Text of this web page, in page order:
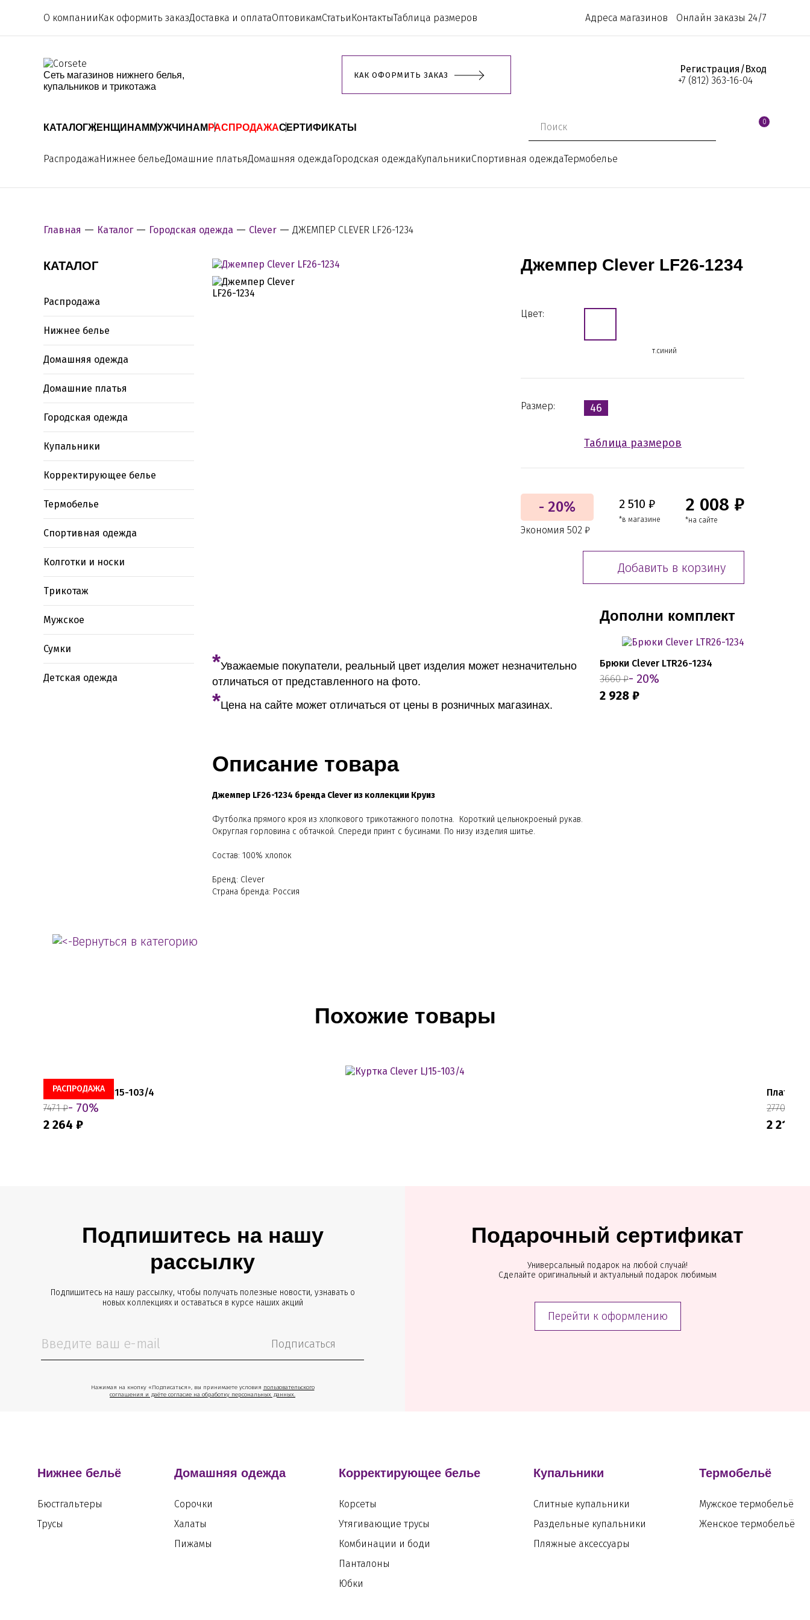
О компании Как оформить заказДоставка и оплатаОптовикамСтатьи КонтактыТаблица размеров Адреса магазинов Онлайн заказы 24/7
Сеть магазинов нижнего белья,
купальников и трикотажа
КАК ОФОРМИТЬ ЗАКАЗ
Регистрация/Вход
+7 (812) 363-16-04
КАТАЛОГЖЕНЩИНАМ МУЖЧИНАМ РАСПРОДАЖАСЕРТИФИКАТЫ
0
РаспродажаНижнее бельеДомашние платьяДомашняя одеждаГородская одеждаКупальникиСпортивная одеждаТермобелье
Главная Каталог Городская одежда Clever ДЖЕМПЕР CLEVER LF26-1234
КАТАЛОГ
Распродажа
Нижнее белье
Домашняя одежда
Домашние платья
Городская одежда
Купальники
Корректирующее белье
Термобелье
Спортивная одежда
Колготки и носки
Трикотаж
Мужское
Сумки
Детская одежда
Джемпер Clever LF26-1234
Цвет:
т.синий
Размер: 46
Таблица размеров
- 20%
Экономия 502 ₽
2 510 ₽
*в магазине
2 008 ₽
*на сайте
Добавить в корзину
*Уважаемые покупатели, реальный цвет изделия может незначительно
отличаться от представленного на фото.
*Цена на сайте может отличаться от цены в розничных магазинах.
Описание товара
Джемпер LF26-1234 бренда Clever из коллекции Круиз
Футболка прямого кроя из хлопкового трикотажного полотна. Короткий цельнокроеный рукав.
Округлая горловина с обтачкой. Спереди принт с бусинами. По низу изделия шитье.
Состав: 100% хлопок
Бренд: Clever
Страна бренда: Россия
Дополни комплект
Брюки Clever LTR26-1234
3660 ₽- 20%
2 928 ₽
Вернуться в категорию
Похожие товары
РАСПРОДАЖА
Куртка Clever LJ15-103/4
7471 ₽- 70%
2 264 ₽
Платье
2770 ₽
2 216 ₽
Подпишитесь на нашу
рассылку
Подпишитесь на нашу рассылку, чтобы получать полезные новости, узнавать о
новых коллекциях и оставаться в курсе наших акций
Подписаться
Нажимая на кнопку «Подписаться», вы принимаете условия пользовательского
соглашения и даёте согласие на обработку персональных данных.
Подарочный сертификат
Универсальный подарок на любой случай!
Сделайте оригинальный и актуальный подарок любимым
Перейти к оформлению
Нижнее бельё
Бюстгальтеры
Трусы
Домашняя одежда
Сорочки
Халаты
Пижамы
Корректирующее белье
Корсеты
Утягивающие трусы
Комбинации и боди
Панталоны
Юбки
Купальники
Слитные купальники
Раздельные купальники
Пляжные аксессуары
Термобельё
Мужское термобельё
Женское термобельё